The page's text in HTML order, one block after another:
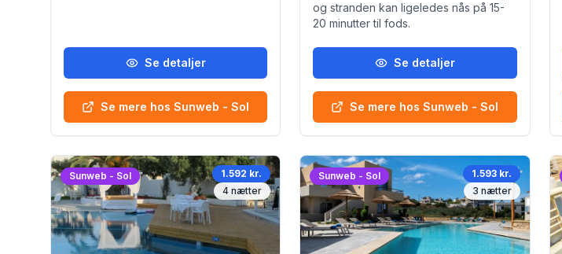
Se detaljer
Se mere hos Sunweb - Sol
og stranden kan ligeledes nås på 15-
20 minutter til fods.
Se detaljer
Se mere hos Sunweb - Sol
Sunweb - Sol
1.592 kr.
4 nætter
Sunweb - Sol
1.593 kr.
3 nætter